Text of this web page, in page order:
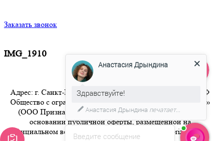
Заказать звонок
IMG_1910
Адрес: г. Санкт-Петербург 8-800-350-94-36 Бесплатный РФ
Общество с ограниченной ответственностью «Признание»
(ООО Признание) осуществляет свою деятельность на
основании публичной оферты, размещенной на
официальном веб-сайте компании по адресу artpriznanie.ru
Введите сообщение
Анастасия Дрындина
Здравствуйте!
Анастасия Дрындина печатает...